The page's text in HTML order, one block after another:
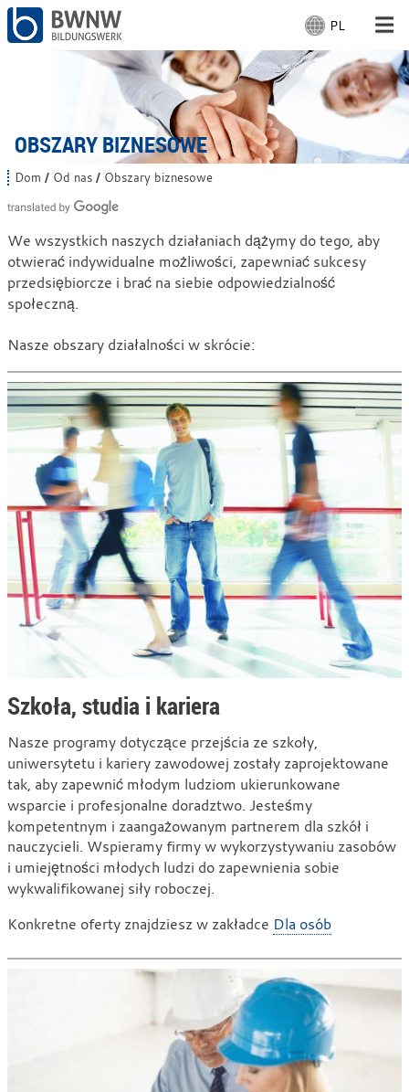
W
y
b
r
y
k
:
PL
OBSZARY BIZNESOWE
Od nas
Na miejscu
Z pracą
J
s
e
ś
t
t
j
Dom Od nas Obszary biznesowe
We wszystkich naszych działaniach dążymy do tego, aby
otwierać indywidualne możliwości, zapewniać sukcesy
przedsiębiorcze i brać na siebie odpowiedzialność
społeczną.
Nasze obszary działalności w skrócie:
Szkoła, studia i kariera
Nasze programy dotyczące przejścia ze szkoły,
uniwersytetu i kariery zawodowej zostały zaprojektowane
tak, aby zapewnić młodym ludziom ukierunkowane
wsparcie i profesjonalne doradztwo. Jesteśmy
kompetentnym i zaangażowanym partnerem dla szkół i
nauczycieli. Wspieramy firmy w wykorzystywaniu zasobów
i umiejętności młodych ludzi do zapewnienia sobie
wykwalifikowanej siły roboczej.
Konkretne oferty znajdziesz w zakładce Dla osób